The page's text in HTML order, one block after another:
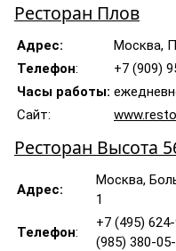
Ресторан Плов
Адрес:
Москва,
Телефон:
+7 (909)
Часы работы:
Сайт:
Ресторан Высота
Адрес:
Москва,
1
Телефон:
+7 (495)
(985) 380-